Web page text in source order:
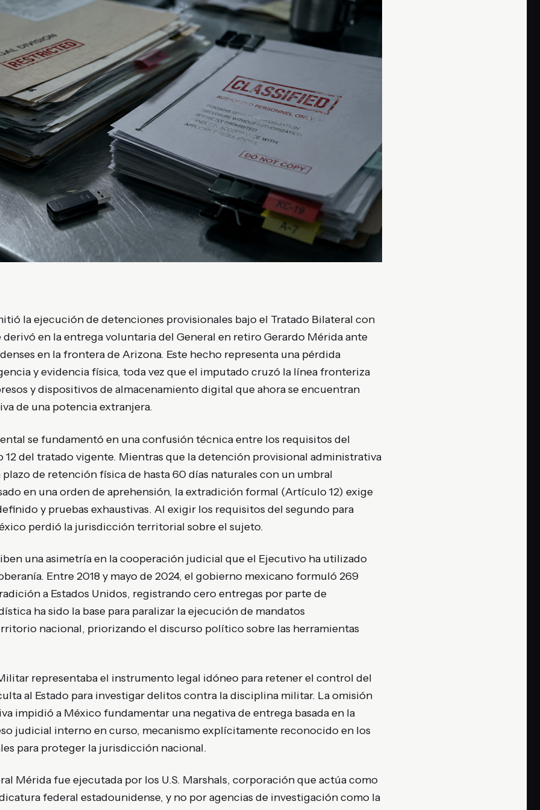
la ejecución de detenciones provisionales bajo el Tratado Bilateral con
derivó en la entrega voluntaria del General en retiro Gerardo Mérida ante
en la frontera de Arizona. Este hecho representa una pérdida
y evidencia física, toda vez que el imputado cruzó la línea fronteriza
y dispositivos de almacenamiento digital que ahora se encuentran
de una potencia extranjera.
se fundamentó en una confusión técnica entre los requisitos del
12 del tratado vigente. Mientras que la detención provisional administrativa
de retención física de hasta 60 días naturales con un umbral
en una orden de aprehensión, la extradición formal (Artículo 12) exige
y pruebas exhaustivas. Al exigir los requisitos del segundo para
perdió la jurisdicción territorial sobre el sujeto.
una asimetría en la cooperación judicial que el Ejecutivo ha utilizado
Entre 2018 y mayo de 2024, el gobierno mexicano formuló 269
a Estados Unidos, registrando cero entregas por parte de
ha sido la base para paralizar la ejecución de mandatos
nacional, priorizando el discurso político sobre las herramientas
representaba el instrumento legal idóneo para retener el control del
al Estado para investigar delitos contra la disciplina militar. La omisión
impidió a México fundamentar una negativa de entrega basada en la
judicial interno en curso, mecanismo explícitamente reconocido en los
para proteger la jurisdicción nacional.
Mérida fue ejecutada por los U.S. Marshals, corporación que actúa como
federal estadounidense, y no por agencias de investigación como la